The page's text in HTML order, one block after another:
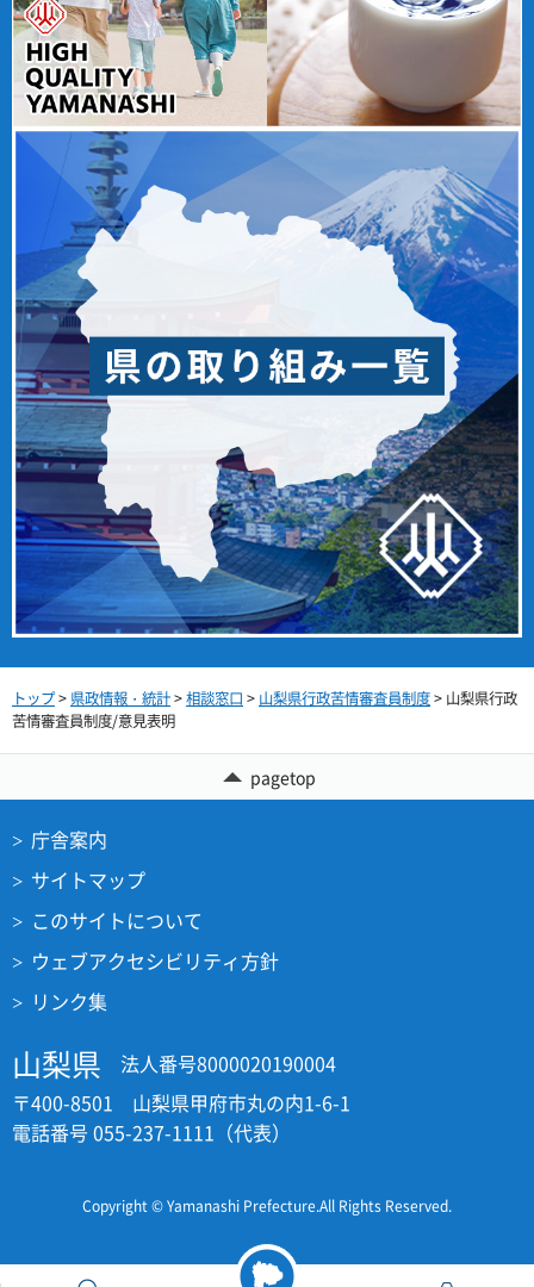
トップ> 県政情報・統計>相談窓口 > 山梨県行政苦情審査員制度> 山梨県行政
苦情審査員制度/意見表明
pagetop
庁舎案内
サイトマップ
このサイトについて
ウェブアクセシビリティ方針
リンク集
山梨県
法人番号8000020190004
〒400-8501 山梨県甲府市丸の内1-6-1
電話番号 055-237-1111（代表）
Copyright © Yamanashi Prefecture.All Rights Reserved.